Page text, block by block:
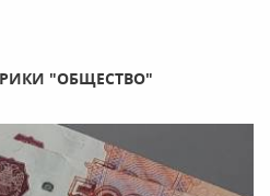
"ОБЩЕСТВО"